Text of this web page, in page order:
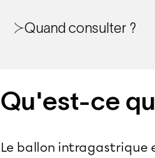
Quand consulter ?
Qu'est-ce
Le ballon intragastrique